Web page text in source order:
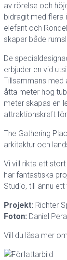
av rörelse och
bidragit med flera
elefant och
skapar både
De
erbjuder en vid
Tillsammans med
åtta meter hög
meter skapas en
attraktionskraft
The Gathering
arkitektur och
Vi vill rikta ett
här fantastiska
Studio, till ännu
Projekt: Richter
Foton: Daniel
Vill du läsa mer